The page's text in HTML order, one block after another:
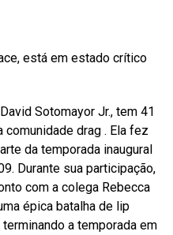
Sotomayor Jr., tem 41
comunidade drag . Ela fez
da temporada inaugural
Durante sua participação,
com a colega Rebecca
épica batalha de lip
a temporada em